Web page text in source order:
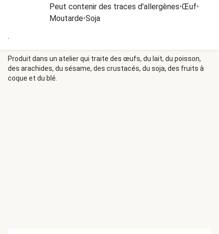
Peut contenir des traces d'allergènes•Œuf•
Moutarde•Soja
.
Produit dans un atelier qui traite des œufs, du lait, du poisson,
des arachides, du sésame, des crustacés, du soja, des fruits à
coque et du blé.